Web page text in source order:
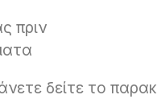
πριν
δείτε το